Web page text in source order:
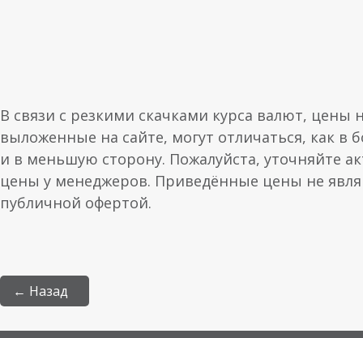
В связи с резкими скачками курса валют, цены
выложенные на сайте, могут отличаться, как в
и в меньшую сторону. Пожалуйста, уточняйте
цены у менеджеров. Приведённые цены не
публичной офертой.
← Назад